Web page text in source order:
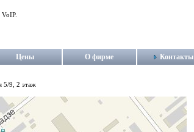
Цены О фирме Контакты
5/9, 2 этаж